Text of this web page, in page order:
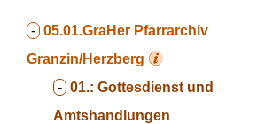
- 05.01.GraHer Pfarrarchiv
Granzin/Herzberg
- 01.: Gottesdienst und
Amtshandlungen